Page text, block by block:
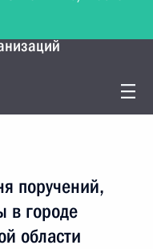
с
поручений,
в городе
области